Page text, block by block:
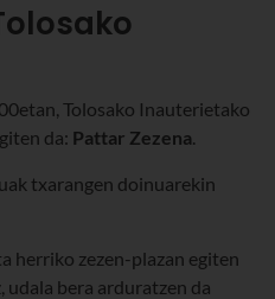
Tolosako Inauterietako
da: Pattar Zezena.
txarangen doinuarekin
herriko zezen-plazan egiten
udala bera arduratzen da